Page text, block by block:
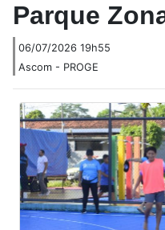
Parque
06/07/2026 19h55
Ascom - PROGE